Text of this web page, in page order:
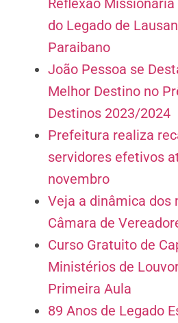
Reflexão
do Legado de
Paraibano
João Pessoa se
Melhor Destino no
Destinos 2023/2024
Prefeitura realiza
servidores efetivos
novembro
Veja a dinâmica dos
Câmara de
Curso Gratuito de
Ministérios de
Primeira Aula
89 Anos de Legado